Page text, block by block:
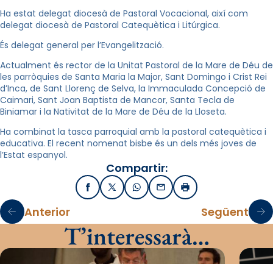
Ha estat delegat diocesà de Pastoral Vocacional, així com
delegat diocesà de Pastoral Catequètica i Litúrgica.
És delegat general per l’Evangelització.
Actualment és rector de la Unitat Pastoral de la Mare de Déu de
les parròquies de Santa Maria la Major, Sant Domingo i Crist Rei
d’Inca, de Sant Llorenç de Selva, la Immaculada Concepció de
Caimari, Sant Joan Baptista de Mancor, Santa Tecla de
Biniamar i la Nativitat de la Mare de Déu de la Lloseta.
Ha combinat la tasca parroquial amb la pastoral catequètica i
educativa. El recent nomenat bisbe és un dels més joves de
l’Estat espanyol.
Compartir:
FacebookX / TwitterWhatsApp
EmailImprimir
Anterior Següent
T’interessarà…